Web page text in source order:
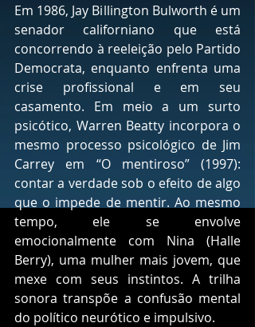
Em 1986, Jay Billington Bulworth é um
senador californiano que está
concorrendo à reeleição pelo Partido
Democrata, enquanto enfrenta uma
crise profissional e em seu
casamento. Em meio a um surto
psicótico, Warren Beatty incorpora o
mesmo processo psicológico de Jim
Carrey em “O mentiroso” (1997):
contar a verdade sob o efeito de algo
que o impede de mentir. Ao mesmo
tempo, ele se envolve
emocionalmente com Nina (Halle
Berry), uma mulher mais jovem, que
mexe com seus instintos. A trilha
sonora transpõe a confusão mental
do político neurótico e impulsivo.